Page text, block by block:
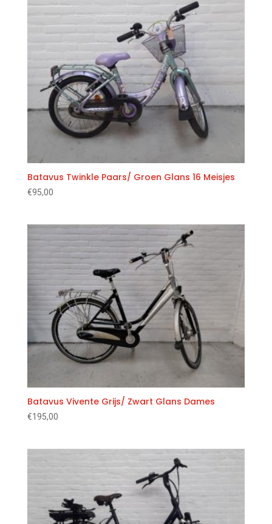
Batavus Twinkle Paars/ Groen Glans 16 Meisjes
€95,00
Batavus Vivente Grijs/ Zwart Glans Dames
€195,00